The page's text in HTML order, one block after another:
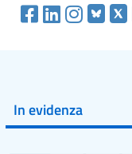
In evidenza